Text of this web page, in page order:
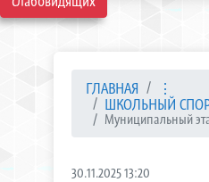
ГЛАВНАЯ
⋮
ШКОЛЬНЫЙ
Муниципальный
30.11.2025 13:20